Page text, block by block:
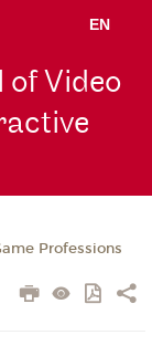
EN
Video
Professions